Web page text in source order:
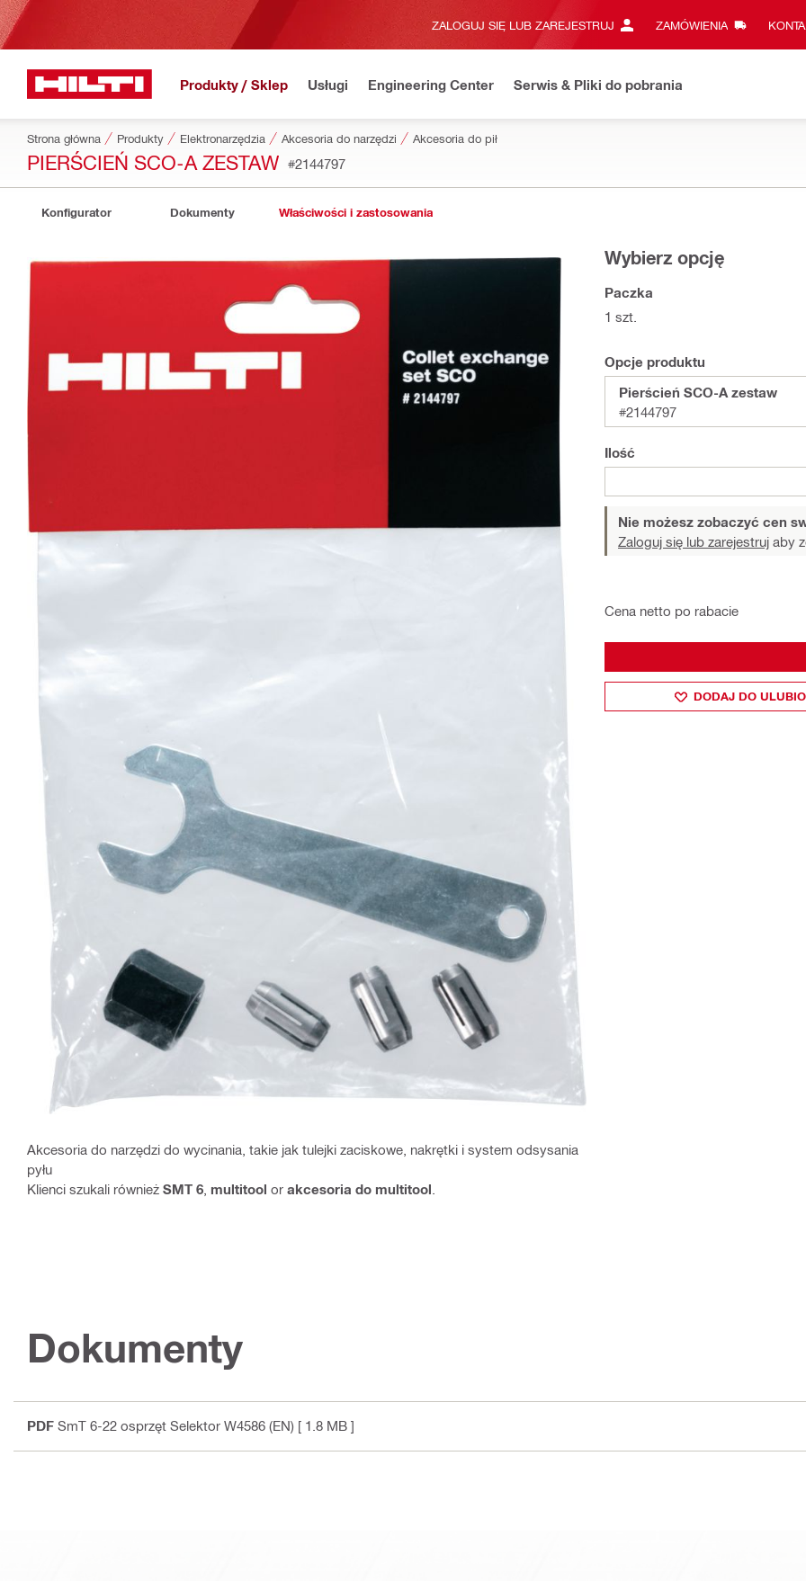
ZALOGUJ SIĘ LUB ZAREJESTRUJ ZAMÓWIENIA
Produkty / Sklep Usługi Engineering Center Serwis & Pliki do pobrania
Strona główna Produkty Elektronarzędzia Akcesoria do narzędzi Akcesoria do pił
PIERŚCIEŃ SCO-A ZESTAW #2144797
Konfigurator Dokumenty Właściwości i zastosowania
Akcesoria do narzędzi do wycinania, takie jak tulejki zaciskowe, nakrętki i system odsysania
pyłu
Klienci szukali również SMT 6 multitool or akcesoria do multitool
Wybierz opcję
Paczka
1 szt.
Opcje produktu
Pierścień SCO-A zestaw
#2144797
Ilość
Nie możesz zobaczyć cen
Zaloguj się lub zarejestruj aby
Cena netto po rabacie
DODAJ DO
Dokumenty
PDF SmT 6-22 osprzęt Selektor W4586 (EN) [ 1.8 MB ]